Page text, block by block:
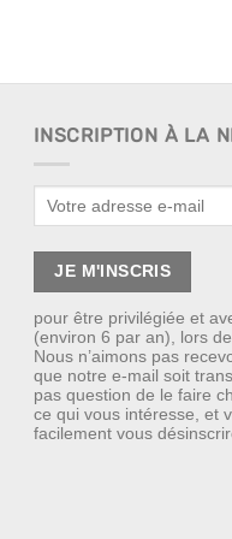
INSCRIPTION À LA
pour être privilégiée et
(environ 6 par an), lors
Nous n’aimons pas
que notre e-mail soit
pas question de le faire
ce qui vous intéresse, et
facilement vous